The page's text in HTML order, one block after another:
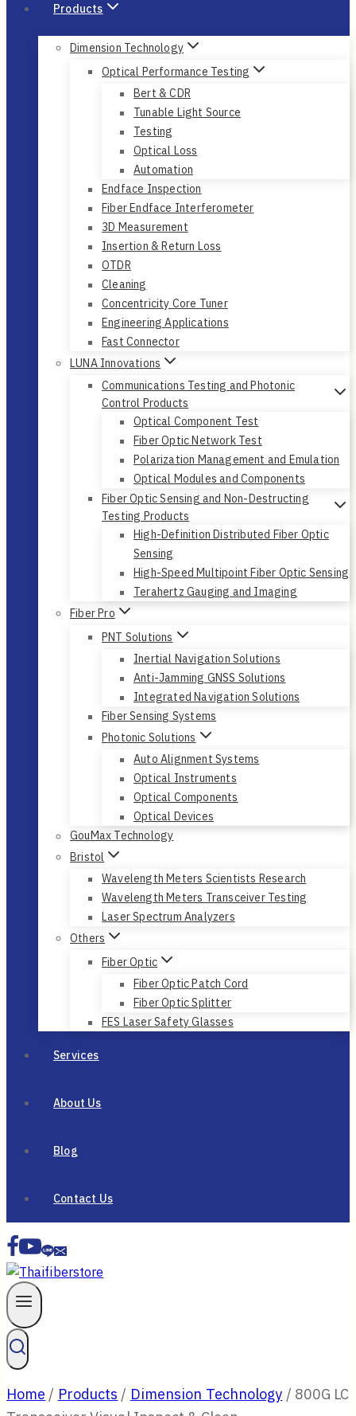
Products
Dimension Technology
Optical Performance Testing
Bert & CDR
Tunable Light Source
Testing
Optical Loss
Automation
Endface Inspection
Fiber Endface Interferometer
3D Measurement
Insertion & Return Loss
OTDR
Cleaning
Concentricity Core Tuner
Engineering Applications
Fast Connector
LUNA Innovations
Communications Testing and Photonic
Control Products
Optical Component Test
Fiber Optic Network Test
Polarization Management and Emulation
Optical Modules and Components
Fiber Optic Sensing and Non-Destructing
Testing Products
High-Definition Distributed Fiber Optic
Sensing
High-Speed Multipoint Fiber Optic Sensing
Terahertz Gauging and Imaging
Fiber Pro
PNT Solutions
Inertial Navigation Solutions
Anti-Jamming GNSS Solutions
Integrated Navigation Solutions
Fiber Sensing Systems
Photonic Solutions
Auto Alignment Systems
Optical Instruments
Optical Components
Optical Devices
GouMax Technology
Bristol
Wavelength Meters Scientists Research
Wavelength Meters Transceiver Testing
Laser Spectrum Analyzers
Others
Fiber Optic
Fiber Optic Patch Cord
Fiber Optic Splitter
FES Laser Safety Glasses
Services
About Us
Blog
Contact Us
Home / Products / Dimension Technology / 800G LC